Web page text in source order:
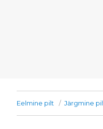
Eelmine pilt Järgmine